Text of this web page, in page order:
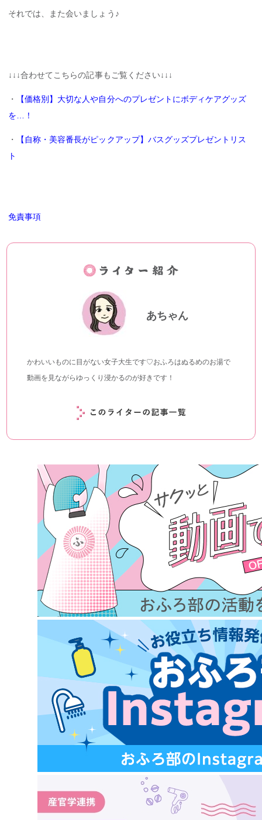
それでは、また会いましょう♪
↓↓↓合わせてこちらの記事もご覧ください↓↓↓
・
【価格別】大切な人や自分へのプレゼントにボディケアグッズ
を…！
・
【自称・美容番長がピックアップ】バスグッズプレゼントリス
ト
免責事項
あちゃん
かわいいものに目がない女子大生です♡おふろはぬるめのお湯で
動画を見ながらゆっくり浸かるのが好きです！